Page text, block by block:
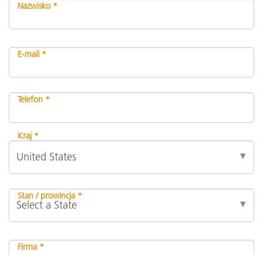
Nazwisko *
E-mail *
Telefon *
Kraj *
Stan / prowincja *
Firma *